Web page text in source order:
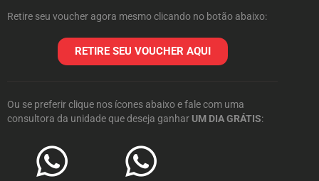
Retire seu voucher agora mesmo clicando no botão abaixo:
RETIRE SEU VOUCHER AQUI
Ou se preferir clique nos ícones abaixo e fale com uma
consultora da unidade que deseja ganhar UM DIA GRÁTIS: